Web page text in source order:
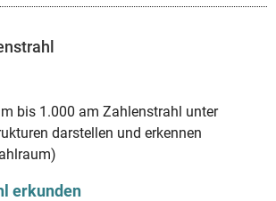
bis 1.000 am Zahlenstrahl unter
darstellen und erkennen
erkunden